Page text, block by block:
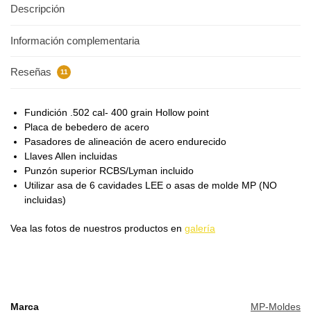
Descripción
Información complementaria
Reseñas 11
Fundición .502 cal- 400 grain Hollow point
Placa de bebedero de acero
Pasadores de alineación de acero endurecido
Llaves Allen incluidas
Punzón superior RCBS/Lyman incluido
Utilizar asa de 6 cavidades LEE o asas de molde MP (NO
incluidas)
Vea las fotos de nuestros productos en galería
Marca MP-Moldes